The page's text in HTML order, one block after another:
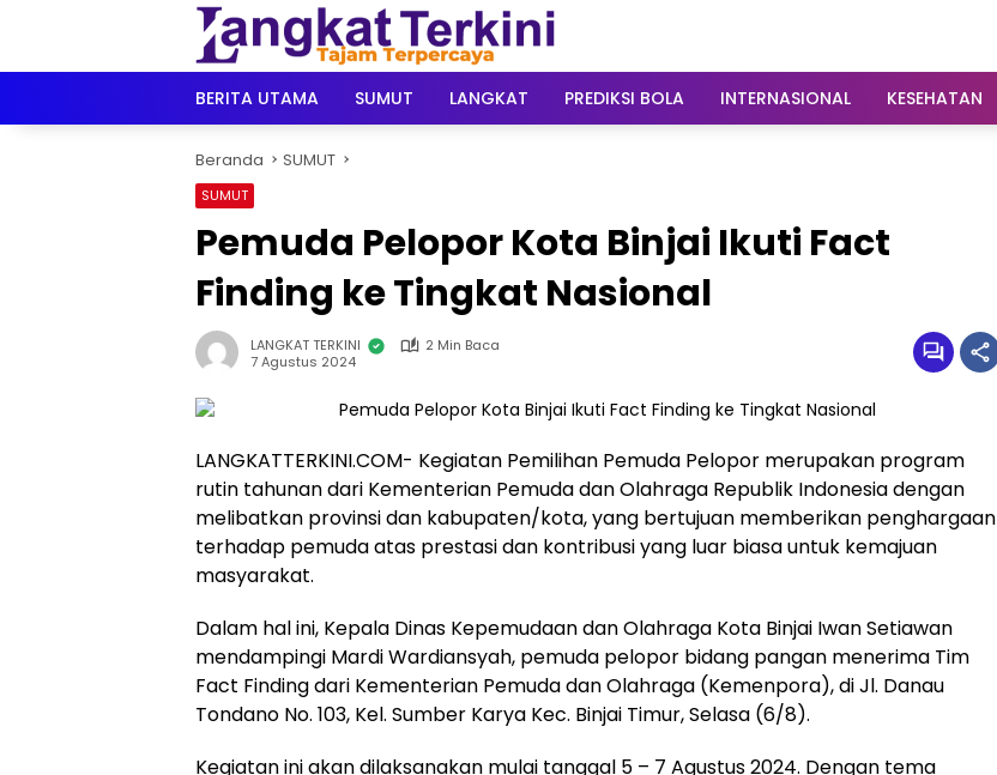
BERITA UTAMA
SUMUT LANGKAT PREDIKSI BOLA INTERNASIONAL KESEHATAN
Beranda SUMUT
SUMUT
Pemuda Pelopor Kota Binjai Ikuti Fact
Finding ke Tingkat Nasional
LANGKAT TERKINI
2 Min Baca
7 Agustus 2024
LANGKATTERKINI.COM- Kegiatan Pemilihan Pemuda Pelopor merupakan program
rutin tahunan dari Kementerian Pemuda dan Olahraga Republik Indonesia dengan
melibatkan provinsi dan kabupaten/kota, yang bertujuan memberikan penghargaan
terhadap pemuda atas prestasi dan kontribusi yang luar biasa untuk kemajuan
masyarakat.
Dalam hal ini, Kepala Dinas Kepemudaan dan Olahraga Kota Binjai Iwan Setiawan
mendampingi Mardi Wardiansyah, pemuda pelopor bidang pangan menerima Tim
Fact Finding dari Kementerian Pemuda dan Olahraga (Kemenpora), di Jl. Danau
Tondano No. 103, Kel. Sumber Karya Kec. Binjai Timur, Selasa (6/8).
Kegiatan ini akan dilaksanakan mulai tanggal 5 – 7 Agustus 2024. Dengan tema